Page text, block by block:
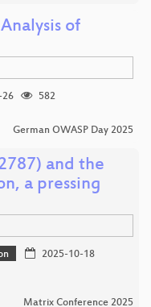
of
26
582
German OWASP Day 2025
and the
a pressing
2025-10-18
Matrix Conference 2025